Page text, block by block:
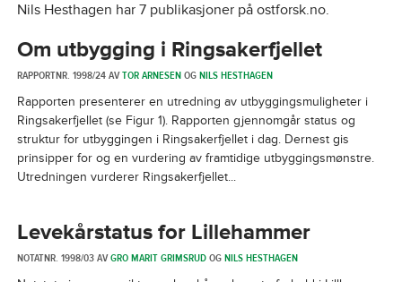
Nils Hesthagen har 7 publikasjoner på ostforsk.no.
Om utbygging i Ringsakerfjellet
RAPPORTNR. 1998/24 AVTOR ARNESENOGNILS HESTHAGEN
Rapporten presenterer en utredning av utbyggingsmuligheter i
Ringsakerfjellet (se Figur 1). Rapporten gjennomgår status og
struktur for utbyggingen i Ringsakerfjellet i dag. Dernest gis
prinsipper for og en vurdering av framtidige utbyggingsmønstre.
Utredningen vurderer Ringsakerfjellet...
Levekårstatus for Lillehammer
NOTATNR. 1998/03 AVGRO MARIT GRIMSRUDOGNILS HESTHAGEN